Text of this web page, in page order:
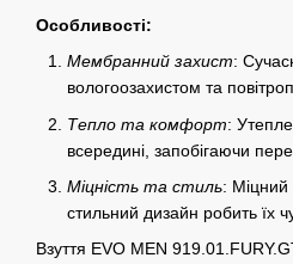
Особливості:
Мембранний захист:
вологоозахистом та
Тепло та комфорт:
всередині, запобігаючи
Міцність та стиль: Міцний
стильний дизайн робить їх
Взуття EVO MEN